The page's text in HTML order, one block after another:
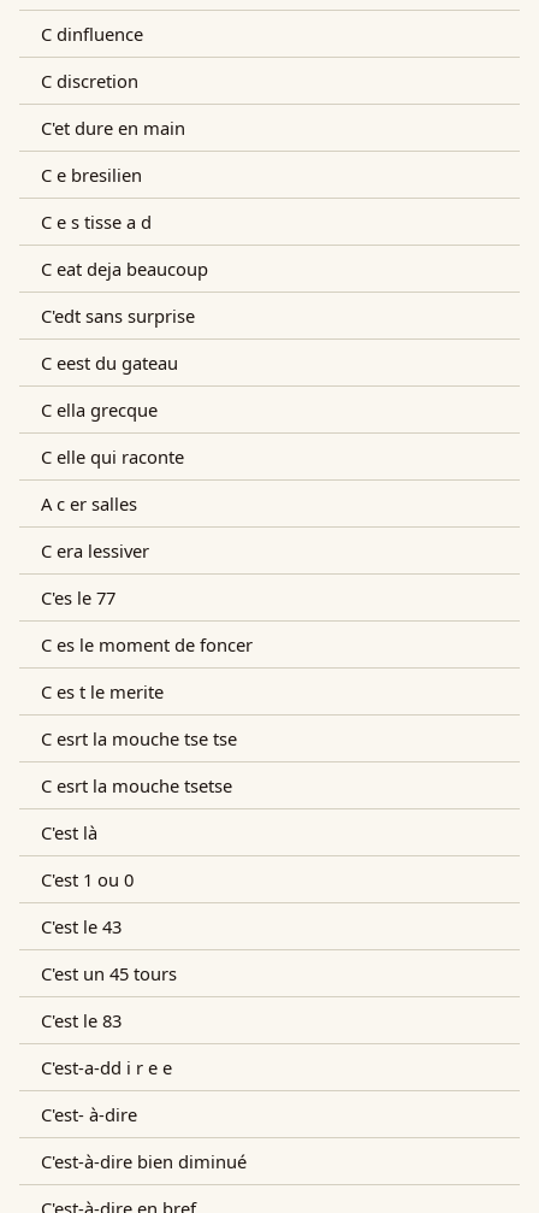
C dinfluence
C discretion
C'et dure en main
C e bresilien
C e s tisse a d
C eat deja beaucoup
C'edt sans surprise
C eest du gateau
C ella grecque
C elle qui raconte
A c er salles
C era lessiver
C'es le 77
C es le moment de foncer
C es t le merite
C esrt la mouche tse tse
C esrt la mouche tsetse
C'est là
C'est 1 ou 0
C'est le 43
C'est un 45 tours
C'est le 83
C'est-a-dd i r e e
C'est- à-dire
C'est-à-dire bien diminué
C'est-à-dire en bref